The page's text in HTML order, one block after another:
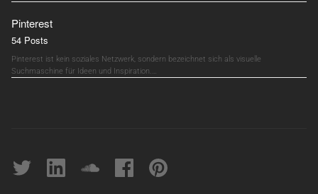
Pinterest
54 Posts
Pinterest ist kein soziales Netzwerk, sondern bezeichnet sich als visuelle
Suchmaschine für Ideen und Inspiration.…
Twitter linkedin soundcloudFacebookpinterest